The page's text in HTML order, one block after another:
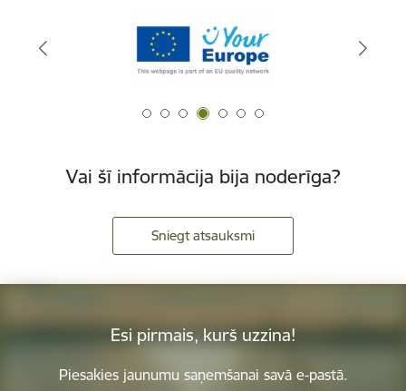
Vai šī informācija bija noderīga?
Sniegt atsauksmi
Esi pirmais, kurš uzzina!
Piesakies jaunumu saņemšanai savā e-pastā.